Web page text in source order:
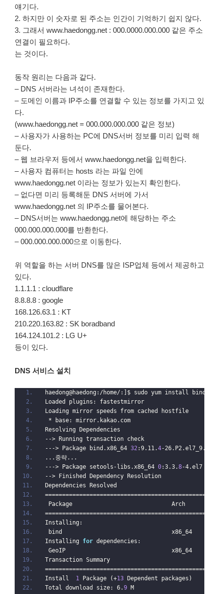
얘기다.
2. 하지만 이 숫자로 된 주소는 인간이 기억하기 쉽지 않다.
3. 그래서 www.haedongg.net : 000.0000.000.000 같은 주소
연결이 필요하다.
는 것이다.
동작 원리는 다음과 같다.
– DNS 서버라는 녀석이 존재한다.
– 도메인 이름과 IP주소를 연결할 수 있는 정보를 가지고 있
다.
(www.haedongg.net = 000.000.000.000 같은 정보)
– 사용자가 사용하는 PC에 DNS서버 정보를 미리 입력 해
둔다.
– 웹 브라우저 등에서 www.haedongg.net을 입력한다.
– 사용자 컴퓨터는 hosts 라는 파일 안에
www.haedongg.net 이라는 정보가 있는지 확인한다.
– 없다면 미리 등록해둔 DNS 서버에 가서
www.haedongg.net 의 IP주소를 물어본다.
– DNS서버는 www.haedongg.net에 해당하는 주소
000.000.000.000를 반환한다.
– 000.000.000.000으로 이동한다.
위 역할을 하는 서버 DNS를 많은 ISP업체 등에서 제공하고
있다.
1.1.1.1 : cloudflare
8.8.8.8 : google
168.126.63.1 : KT
210.220.163.82 : SK boradband
164.124.101.2 : LG U+
등이 있다.
DNS 서비스 설치
haedong@haedong:/home/:]$ sudo yum install bind
Loaded plugins: fastestmirror
Loading mirror speeds from cached hostfile
* base: mirror.kakao.com
Resolving Dependencies
--> Running transaction check
---> Package bind.x86_64 32 :9.11.4-26.P2.el7_9.
...중략...
---> Package setools-libs.x86_64 0:3.3.8-4.el7
--> Finished Dependency Resolution
Dependencies Resolved
Package                             Arch
Installing:
bind
Installing for dependencies:
GeoIP                               x86_64
Transaction Summary
Install 1 Package (+13 Dependent packages)
Total download size: 6.9 M